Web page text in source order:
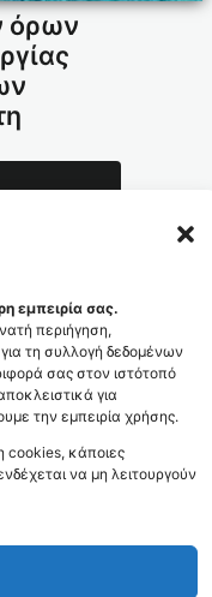
εμπειρία σας.
περιήγηση,
τη συλλογή δεδομένων
σας στον ιστότοπό
για
την εμπειρία χρήσης.
cookies, κάποιες
να μη λειτουργούν
όρων